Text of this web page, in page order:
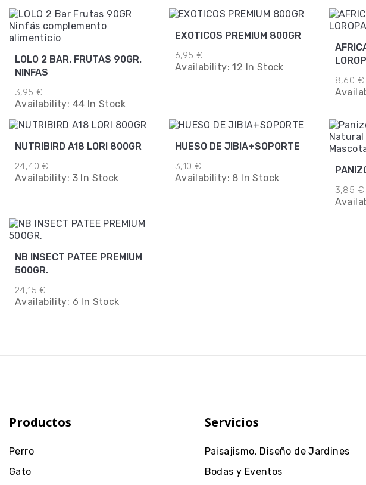
LOLO 2 BAR. FRUTAS 90GR.
NINFAS
3,95 €
Availability: 44 In Stock
EXOTICOS PREMIUM 800GR
6,95 €
Availability:12 In Stock
8,60 €
NUTRIBIRD A18 LORI 800GR
24,40 €
Availability: 3 In Stock
HUESO DE JIBIA+SOPORTE
3,10 €
Availability: 8 In Stock
3,85 €
NB INSECT PATEE PREMIUM
500GR.
24,15 €
Availability: 6 In Stock
Productos
Perro
Gato
Servicios
Paisajismo, Diseño de Jardines
Bodas y Eventos